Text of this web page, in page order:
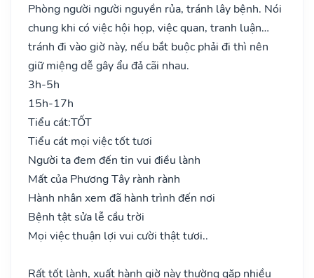
Phòng người người nguyền rủa, tránh lây bệnh. Nói
chung khi có việc hội họp, việc quan, tranh luận…
tránh đi vào giờ này, nếu bắt buộc phải đi thì nên
giữ miệng dễ gây ẩu đả cãi nhau.
3h-5h
15h-17h
Tiểu cát:TỐT
Tiểu cát mọi việc tốt tươi
Người ta đem đến tin vui điều lành
Mất của Phương Tây rành rành
Hành nhân xem đã hành trình đến nơi
Bệnh tật sửa lễ cầu trời
Mọi việc thuận lợi vui cười thật tươi..
Rất tốt lành, xuất hành giờ này thường gặp nhiều